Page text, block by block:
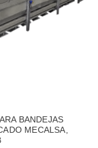
BANDEJAS
MECALSA,